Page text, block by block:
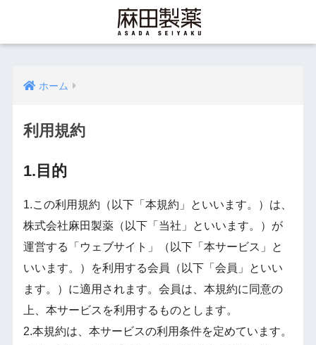
ホーム
利用規約
1.目的
1.この利用規約（以下「本規約」といいます。）は、
株式会社麻田製薬（以下「当社」といいます。）が
運営する「ウェブサイト」（以下「本サービス」と
いいます。）を利用する会員（以下「会員」といい
ます。）に適用されます。会員は、本規約に同意の
上、本サービスを利用するものとします。
2.本規約は、本サービスの利用条件を定めています。